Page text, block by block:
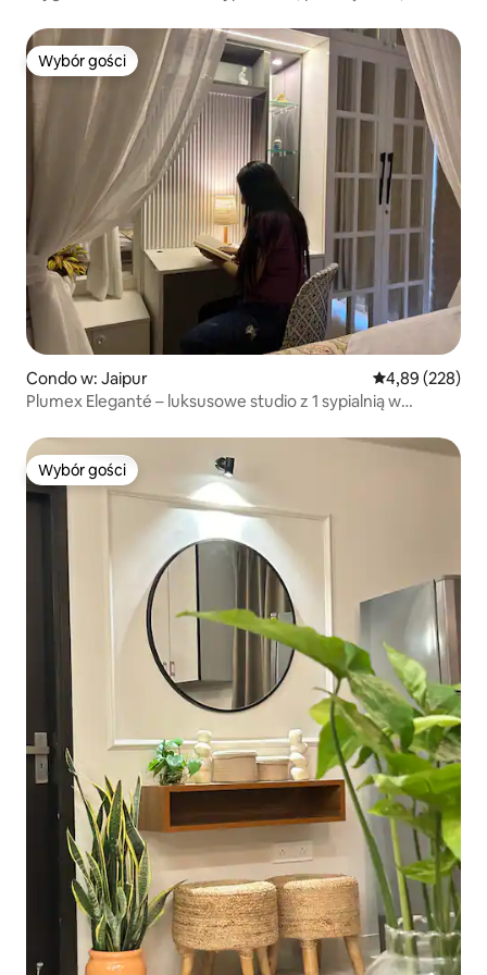
Wybór gości
Wybór gości
Condo w: Jaipur Średnia
4,89 (228)
Plumex Eleganté – luksusowe studio z 1 sypialnią w
Wybór gości
Wybór gości